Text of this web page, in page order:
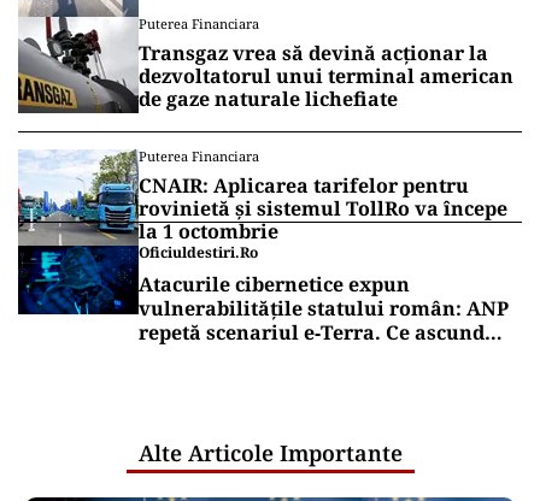
Vrei să fii mereu la curent cu toate știrile? Urmărește
Puterea.ro și pe canalul de WhatsApp
ACTUALITATE
A3, secțiunea Zimbor–Poarta
Sălajului, intră în recepție de luni. Ce
se mai lucrează în șantier
ACTUALITATE
Groapă de trei metri lângă Palatul
Cotroceni. O cântăreață a rămas cu
mașina blocata în mijlocul Capitalei:
de gaze naturale lichefiate